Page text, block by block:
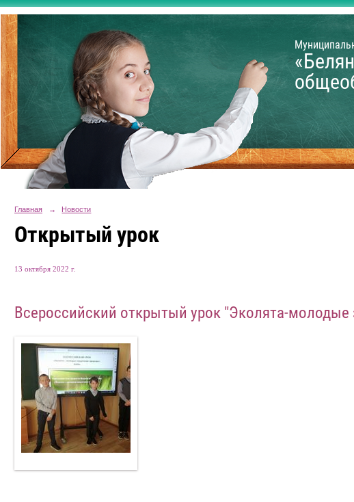
Главная → Новости
Открытый урок
13 октября 2022 г.
Всероссийский открытый урок "Эколята-